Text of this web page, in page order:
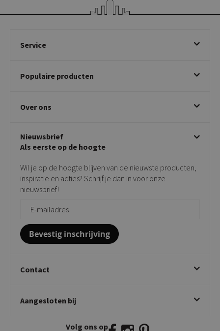
Service
Betalen & annuleren
Klachtafhandeling
Privacy policy
Populaire producten
Draaibare eetkamerstoelen
Taupe stoelen
Tuinstoelen
Bijzettafels
Over ons
Showroom
Contact
Onderhoudsproducten
Vloerbescherming
Giftcards
Nieuwsbrief
Als eerste op de hoogte
Wil je op de hoogte blijven van de nieuwste producten,
inspiratie en acties? Schrijf je dan in voor onze
nieuwsbrief!
Bevestig inschrijving
Contact
Twijnstraweg 2
Aangesloten bij
Volg ons op